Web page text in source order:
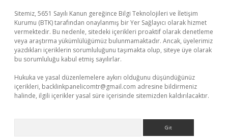
Sitemiz, 5651 Sayılı Kanun gereğince Bilgi Teknolojileri ve İletişim
Kurumu (BTK) tarafından onaylanmış bir Yer Sağlayıcı olarak hizmet
vermektedir. Bu nedenle, sitedeki içerikleri proaktif olarak denetleme
veya araştırma yükümlülüğümüz bulunmamaktadır. Ancak, üyelerimiz
yazdıkları içeriklerin sorumluluğunu taşımakta olup, siteye üye olarak
bu sorumluluğu kabul etmiş sayılırlar.
Hukuka ve yasal düzenlemelere aykırı olduğunu düşündüğünüz
içerikleri, backlinkpanelicomtr@gmail.com adresine bildirmeniz
halinde, ilgili içerikler yasal süre içerisinde sitemizden kaldırılacaktır.